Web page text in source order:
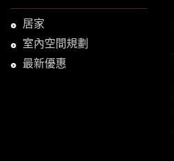
居家
室內空間規劃
最新優惠